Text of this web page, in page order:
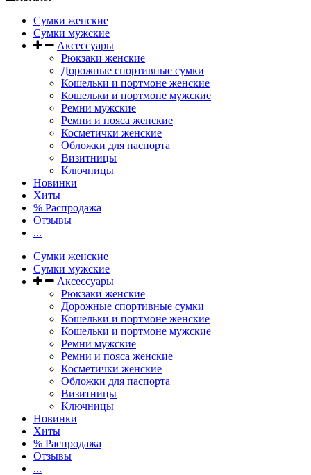
Сумки женские
Сумки мужские
Аксессуары
Рюкзаки женские
Дорожные спортивные сумки
Кошельки и портмоне женские
Кошельки и портмоне мужские
Ремни мужские
Ремни и пояса женские
Косметички женские
Обложки для паспорта
Визитницы
Ключницы
Новинки
Хиты
% Распродажа
Отзывы
...
Сумки женские
Сумки мужские
Аксессуары
Рюкзаки женские
Дорожные спортивные сумки
Кошельки и портмоне женские
Кошельки и портмоне мужские
Ремни мужские
Ремни и пояса женские
Косметички женские
Обложки для паспорта
Визитницы
Ключницы
Новинки
Хиты
% Распродажа
Отзывы
...